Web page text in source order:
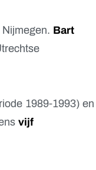
Bart
1989-1993) en
vijf